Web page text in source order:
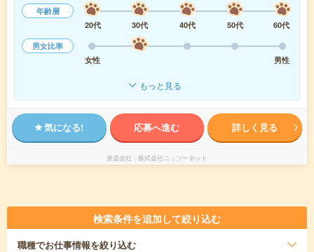
年齢層
20代
30代 40代 50代
60代
男女比率
女性
男性
もっと見る
気になる! 応募へ進む 詳しく見る
派遣会社 株式会社ニッソーネット
検索条件を追加して絞り込む
職種でお仕事情報を絞り込む